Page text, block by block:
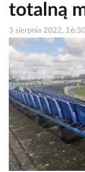
totalną
3 sierpnia 2022, 16:30